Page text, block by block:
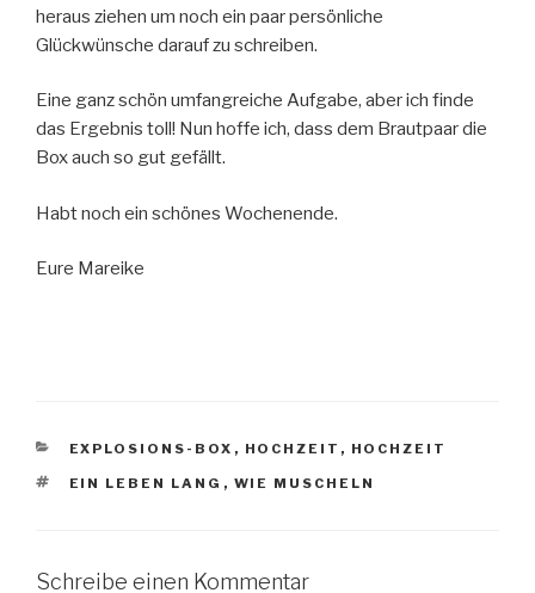
heraus ziehen um noch ein paar persönliche
Glückwünsche darauf zu schreiben.
Eine ganz schön umfangreiche Aufgabe, aber ich finde
das Ergebnis toll! Nun hoffe ich, dass dem Brautpaar die
Box auch so gut gefällt.
Habt noch ein schönes Wochenende.
Eure Mareike
KATEGORIEN
EXPLOSIONS-BOX , HOCHZEIT , HOCHZEIT
SCHLAGWÖRTER
EIN LEBEN LANG , WIE MUSCHELN
Schreibe einen Kommentar